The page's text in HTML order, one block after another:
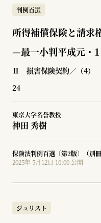
判例百選
所得補償保険と請求
—最一小判平成元・
Ⅱ 損害保険契約／（4）
24
東京大学名誉教授
神田 秀樹
保険法判例百選〔第2版〕（別
2025年 5月12日 10:00 公開
ジュリスト